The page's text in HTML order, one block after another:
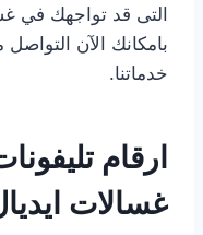
التى قد تواجهك في
بامكانك الآن
خدماتنا.
ارقام
غسالات ايديال